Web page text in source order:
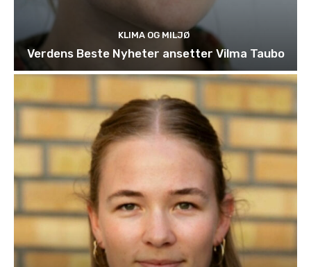
KLIMA OG MILJØ
Verdens Beste Nyheter ansetter Vilma Taubo